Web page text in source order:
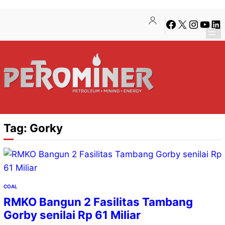
konten
content
Facebook
X Instagram
Tag: Gorky
COAL
RMKO Bangun 2 Fasilitas Tambang
Gorby senilai Rp 61 Miliar